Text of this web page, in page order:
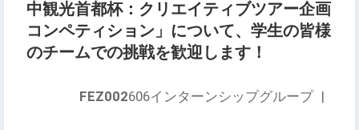
中観光首都杯：クリエイティブツアー企画
コンペティション」について、学生の皆様
のチームでの挑戦を歓迎します！
FEZ002606インターンシップグループ |